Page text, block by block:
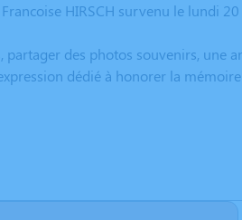
HIRSCH survenu le lundi
des photos souvenirs, une
dédié à honorer la mémoire